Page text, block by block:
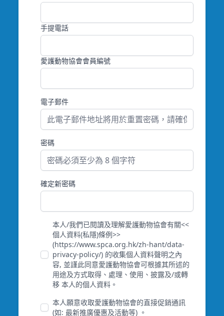
手提電話
愛護動物協會會員編號
電子郵件
密碼
確定新密碼
本人/我們已閱讀及理解愛護動物協會有關<<
個人資料(私隱)條例>>
(https://www.spca.org.hk/zh-hant/data-
privacy-policy/) 的收集個人資料聲明之內
容, 並謹此同意愛護動物協會可根據其所述的
用途及方式取得、處理、使用、披露及/或轉
移 本人的個人資料。
本人願意收取愛護動物協會的直接促銷通訊
(如: 最新推廣優惠及活動等) 。